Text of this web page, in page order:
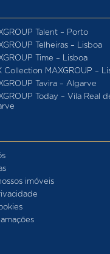
Talent – Porto
Telheiras – Lisboa
Time – Lisboa
Collection MAXGROUP –
Tavira – Algarve
Today – Vila Real
imóveis